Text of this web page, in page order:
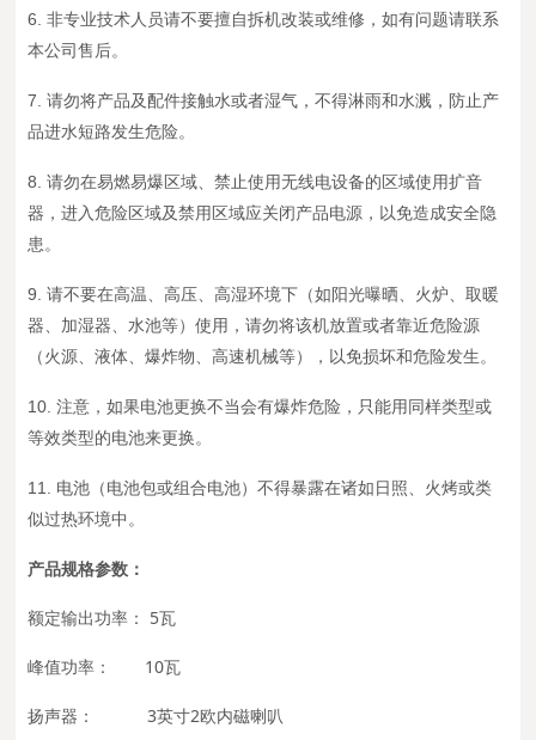
6. 非专业技术人员请不要擅自拆机改装或维修，如有问题请联系
本公司售后。
7. 请勿将产品及配件接触水或者湿气，不得淋雨和水溅，防止产
品进水短路发生危险。
8. 请勿在易燃易爆区域、禁止使用无线电设备的区域使用扩音
器，进入危险区域及禁用区域应关闭产品电源，以免造成安全隐
患。
9. 请不要在高温、高压、高湿环境下（如阳光曝晒、火炉、取暖
器、加湿器、水池等）使用，请勿将该机放置或者靠近危险源
（火源、液体、爆炸物、高速机械等），以免损坏和危险发生。
10. 注意，如果电池更换不当会有爆炸危险，只能用同样类型或
等效类型的电池来更换。
11. 电池（电池包或组合电池）不得暴露在诸如日照、火烤或类
似过热环境中。
产品规格参数：
额定输出功率： 5瓦
峰值功率： 10瓦
扬声器： 3英寸2欧内磁喇叭